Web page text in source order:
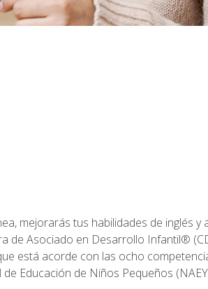
mejorarás tus habilidades de inglés
de Asociado en Desarrollo Infantil®
está acorde con las ocho
Educación de Niños Pequeños